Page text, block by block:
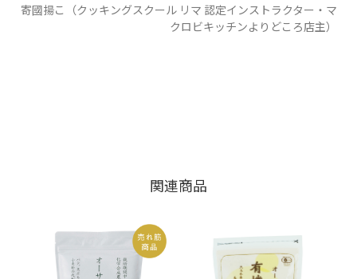
寄國揚こ（クッキングスクール リマ 認定インストラクター・マ
クロビキッチンよりどころ店主）
関連商品